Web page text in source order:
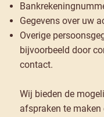
Gegevens over uw
Overige
bijvoorbeeld door
contact.
Wij bieden de
afspraken te